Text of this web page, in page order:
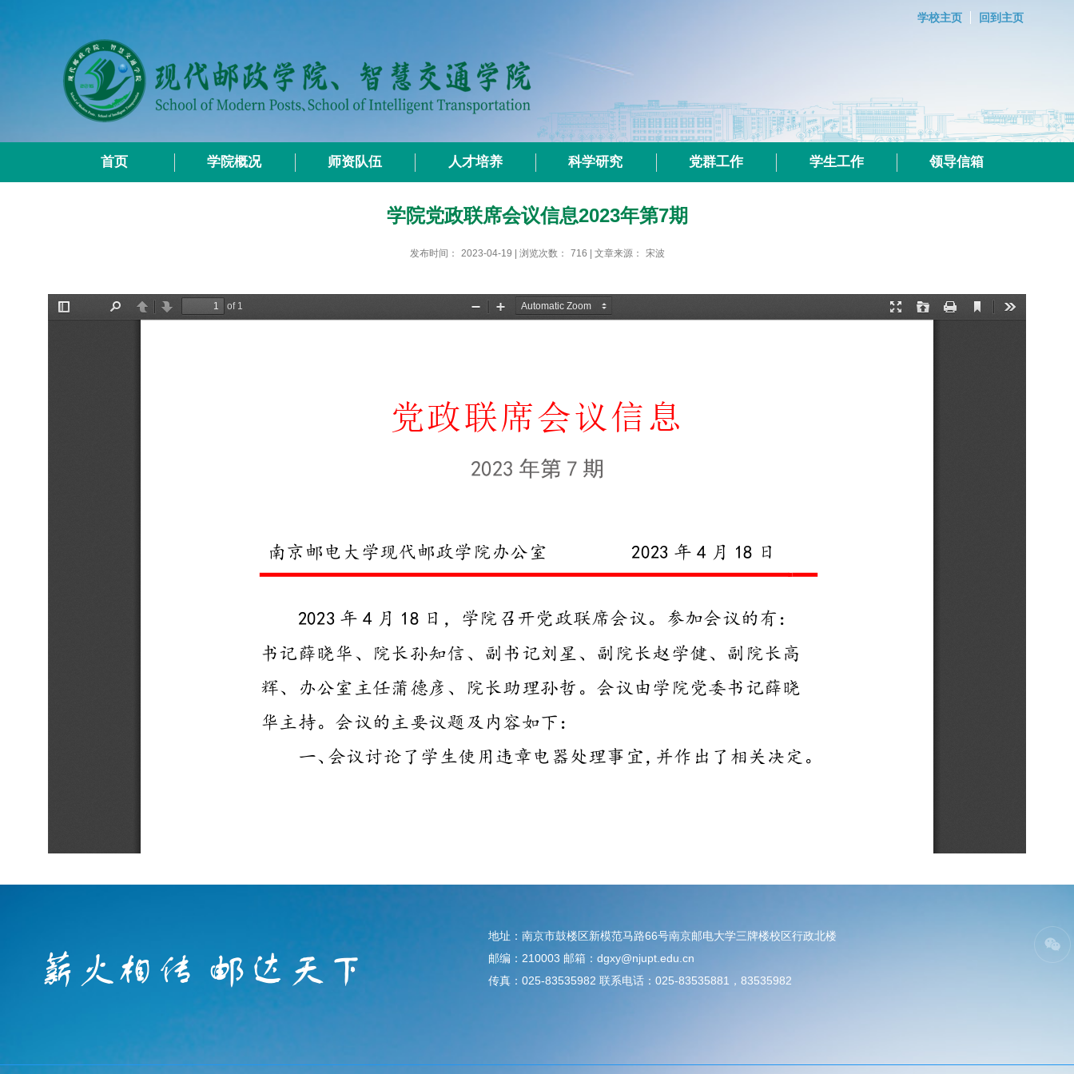
学校主页 回到主页
首页 学院概况 师资队伍 人才培养 科学研究 党群工作 学生工作 领导信箱
学院党政联席会议信息2023年第7期
发布时间： 2023-04-19 | 浏览次数： 716 | 文章来源： 宋波
地址：南京市鼓楼区新模范马路66号南京邮电大学三牌楼校区行政北楼
邮编：210003 邮箱：dgxy@njupt.edu.cn
传真：025-83535982 联系电话：025-83535881，83535982